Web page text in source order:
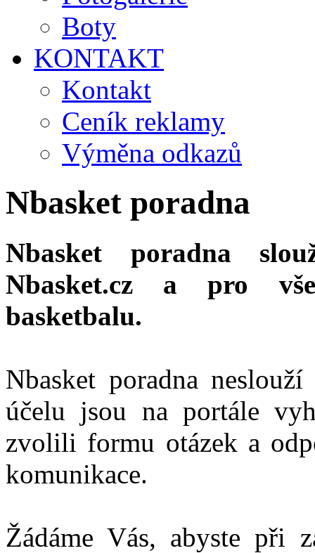
Boty
KONTAKT
Kontakt
Ceník reklamy
Výměna odkazů
Nbasket poradna
Nbasket poradna
Nbasket.cz a pro
basketbalu.
Nbasket poradna
účelu jsou na portále
zvolili formu otázek a
komunikace.
Žádáme Vás, abyste při